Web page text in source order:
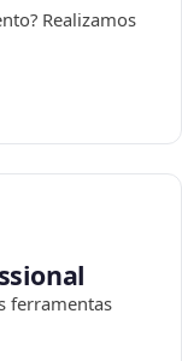
Realizamos
ferramentas